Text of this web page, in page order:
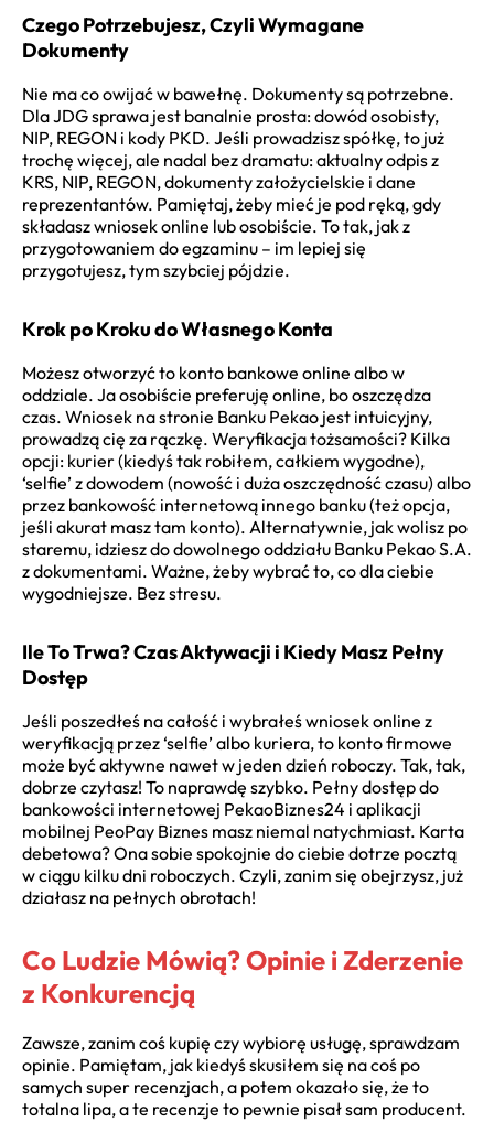
Czego Potrzebujesz, Czyli Wymagane
Dokumenty
Nie ma co owijać w bawełnę. Dokumenty są potrzebne.
Dla JDG sprawa jest banalnie prosta: dowód osobisty,
NIP, REGON i kody PKD. Jeśli prowadzisz spółkę, to już
trochę więcej, ale nadal bez dramatu: aktualny odpis z
KRS, NIP, REGON, dokumenty założycielskie i dane
reprezentantów. Pamiętaj, żeby mieć je pod ręką, gdy
składasz wniosek online lub osobiście. To tak, jak z
przygotowaniem do egzaminu – im lepiej się
przygotujesz, tym szybciej pójdzie.
Krok po Kroku do Własnego Konta
Możesz otworzyć to konto bankowe online albo w
oddziale. Ja osobiście preferuję online, bo oszczędza
czas. Wniosek na stronie Banku Pekao jest intuicyjny,
prowadzą cię za rączkę. Weryfikacja tożsamości? Kilka
opcji: kurier (kiedyś tak robiłem, całkiem wygodne),
‘selfie’ z dowodem (nowość i duża oszczędność czasu) albo
przez bankowość internetową innego banku (też opcja,
jeśli akurat masz tam konto). Alternatywnie, jak wolisz po
staremu, idziesz do dowolnego oddziału Banku Pekao S.A.
z dokumentami. Ważne, żeby wybrać to, co dla ciebie
wygodniejsze. Bez stresu.
Ile To Trwa? Czas Aktywacji i Kiedy Masz Pełny
Dostęp
Jeśli poszedłeś na całość i wybrałeś wniosek online z
weryfikacją przez ‘selfie’ albo kuriera, to konto firmowe
może być aktywne nawet w jeden dzień roboczy. Tak, tak,
dobrze czytasz! To naprawdę szybko. Pełny dostęp do
bankowości internetowej PekaoBiznes24 i aplikacji
mobilnej PeoPay Biznes masz niemal natychmiast. Karta
debetowa? Ona sobie spokojnie do ciebie dotrze pocztą
w ciągu kilku dni roboczych. Czyli, zanim się obejrzysz, już
działasz na pełnych obrotach!
Co Ludzie Mówią? Opinie i Zderzenie
z Konkurencją
Zawsze, zanim coś kupię czy wybiorę usługę, sprawdzam
opinie. Pamiętam, jak kiedyś skusiłem się na coś po
samych super recenzjach, a potem okazało się, że to
totalna lipa, a te recenzje to pewnie pisał sam producent.